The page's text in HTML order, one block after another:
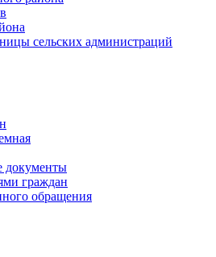
сельских администраций
документы
граждан
обращения